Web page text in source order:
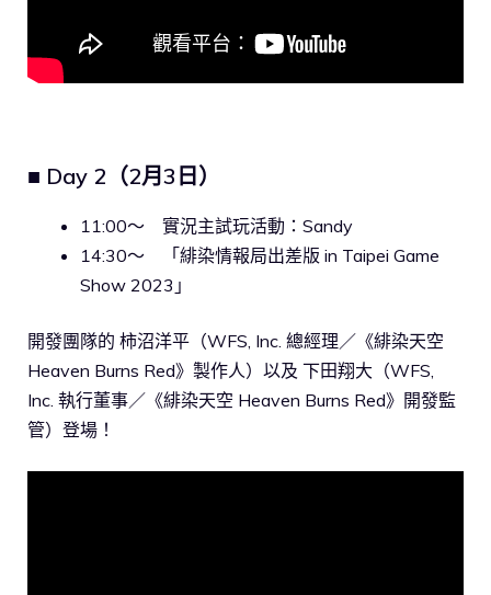
■ Day 2（2月3日）
11:00〜 實況主試玩活動：Sandy
14:30〜 「緋染情報局出差版 in Taipei Game
Show 2023」
開發團隊的 柿沼洋平（WFS, Inc. 總經理／《緋染天空
Heaven Burns Red》製作人）以及 下田翔大（WFS,
Inc. 執行董事／《緋染天空 Heaven Burns Red》開發監
管）登場！